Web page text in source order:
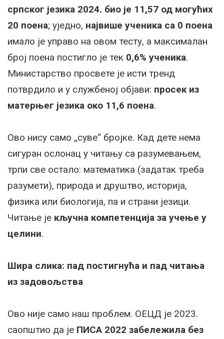
српског језика 2024. био је 11,57 од могућих
20 поена; уједно, највише ученика са 0 поена
имало је управо на овом тесту, а максималан
број поена постигло је тек 0,6% ученика.
Министарство просвете је исти тренд
потврдило и у службеној објави: просек из
матерњег језика око 11,6 поена.
Ово нису само „суве“ бројке. Кад дете нема
сигуран ослонац у читању са разумевањем,
трпи све остало: математика (задатак треба
разумети), природа и друштво, историја,
физика или биологија, па и страни језици.
Читање је кључна компетенција за учење у
целини.
Шира слика: пад постигнућа и пад читања
из задовољства
Ово није само наш проблем. ОЕЦД је 2023.
саопштио да је ПИСА 2022 забележила без